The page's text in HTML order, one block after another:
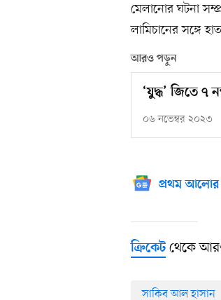
মেলানোর ঘটনা
লামিচানের সঙ্গে
আরও পড়ুন
‌‘যুদ্ধ’ জিতে ৭
০৬ নভেম্বর ২০২৩
প্রথম আলোর
ক্রিকেটথেকে
সাকিব আল হাসান